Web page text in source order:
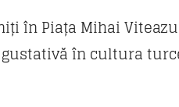
în Piața Mihai
în cultura